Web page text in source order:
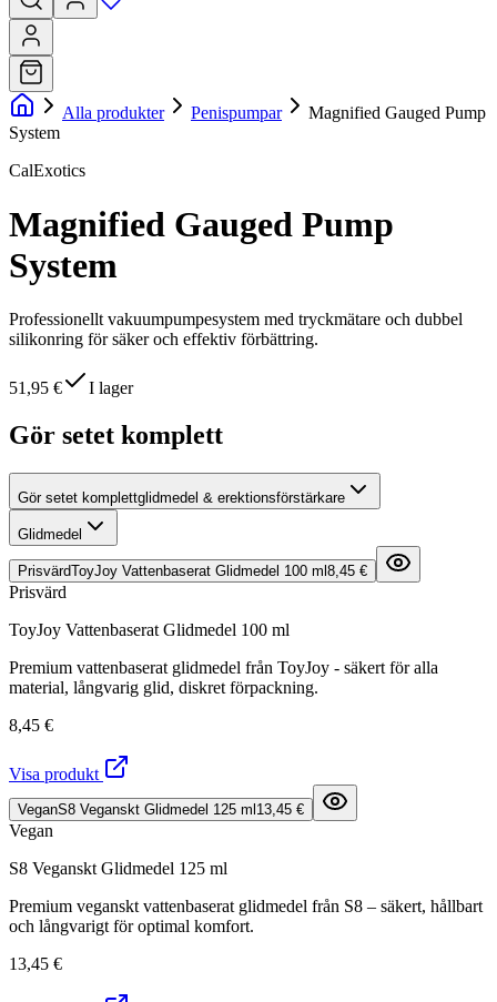
Alla produkter Penispumpar
Magnified Gauged Pump
System
CalExotics
Magnified Gauged Pump
System
Professionellt vakuumpumpesystem med tryckmätare och dubbel
silikonring för säker och effektiv förbättring.
51,95 € I lager
Gör setet komplett
Gör setet komplettglidmedel & erektionsförstärkare
Glidmedel
PrisvärdToyJoy Vattenbaserat Glidmedel 100 ml 8,45 €
Prisvärd
ToyJoy Vattenbaserat Glidmedel 100 ml
Premium vattenbaserat glidmedel från ToyJoy - säkert för alla
material, långvarig glid, diskret förpackning.
8,45 €
Visa produkt
VeganS8 Veganskt Glidmedel 125 ml 13,45 €
Vegan
S8 Veganskt Glidmedel 125 ml
Premium veganskt vattenbaserat glidmedel från S8 – säkert, hållbart
och långvarigt för optimal komfort.
13,45 €